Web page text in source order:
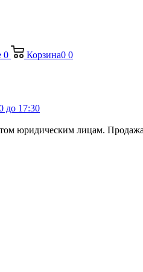
0 Корзина0 0
до 17:30
юридическим лицам. Продажа